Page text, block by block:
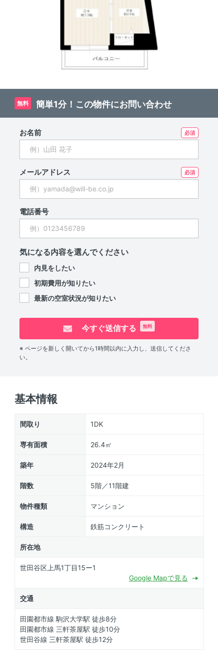
無料 簡単1分！この物件にお問い合わせ
お名前
メールアドレス
電話番号
気になる内容を選んでください
内見をしたい
初期費用が知りたい
最新の空室状況が知りたい
今すぐ送信する 無料
※ ページを新しく開いてから1時間以内に入力し、送信してくださ
い。
基本情報
間取り 1DK
専有面積 26.4㎡
築年 2024年2月
階数 5階／11階建
物件種類 マンション
構造 鉄筋コンクリート
所在地
世田谷区上馬1丁目15ー1
Google Mapで見る
交通
田園都市線 駒沢大学駅 徒歩8分
田園都市線 三軒茶屋駅 徒歩10分
世田谷線 三軒茶屋駅 徒歩12分